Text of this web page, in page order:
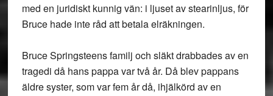
med en juridiskt kunnig vän: i ljuset av stearinljus, för
Bruce hade inte råd att betala elräkningen.
Bruce Springsteens familj och släkt drabbades av en
tragedi då hans pappa var två år. Då blev pappans
äldre syster, som var fem år då, ihjälkörd av en